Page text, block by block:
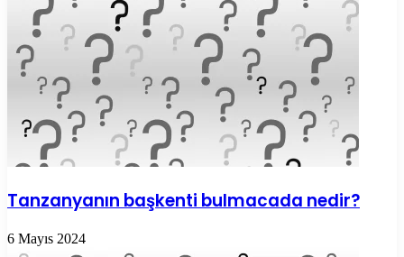
Tanzanyanın başkenti bulmacada nedir?
6 Mayıs 2024